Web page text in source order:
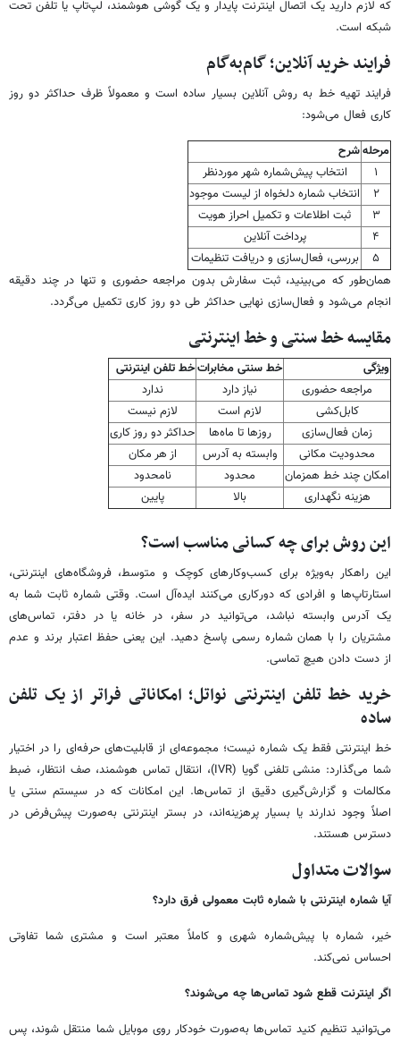
که لازم دارید یک اتصال اینترنت پایدار و یک گوشی هوشمند، لپ‌تاپ یا تلفن تحت
شبکه است.
فرایند خرید آنلاین؛ گام‌به‌گام
فرایند تهیه خط به روش آنلاین بسیار ساده است و معمولاً ظرف حداکثر دو روز
کاری فعال می‌شود:
مرحلهشرح
۱
انتخاب پیش‌شماره شهر موردنظر
۲
انتخاب شماره دلخواه از لیست موجود
۳
ثبت اطلاعات و تکمیل احراز هویت
۴
پرداخت آنلاین
۵
بررسی، فعال‌سازی و دریافت تنظیمات
همان‌طور که می‌بینید، ثبت سفارش بدون مراجعه حضوری و تنها در چند دقیقه
انجام می‌شود و فعال‌سازی نهایی حداکثر طی دو روز کاری تکمیل می‌گردد.
مقایسه خط سنتی و خط اینترنتی
ویژگی خط سنتی مخابراتخط تلفن اینترنتی
مراجعه حضوری
نیاز دارد
ندارد
کابل‌کشی
لازم است
لازم نیست
زمان فعال‌سازی
روزها تا ماه‌ها
حداکثر دو روز کاری
محدودیت مکانی
وابسته به آدرس
از هر مکان
امکان چند خط همزمان
محدود
نامحدود
هزینه نگهداری
بالا پایین
این روش برای چه کسانی مناسب است؟
این راهکار به‌ویژه برای کسب‌وکارهای کوچک و متوسط، فروشگاه‌های اینترنتی،
استارتاپ‌ها و افرادی که دورکاری می‌کنند ایده‌آل است. وقتی شماره ثابت شما به
یک آدرس وابسته نباشد، می‌توانید در سفر، در خانه یا در دفتر، تماس‌های
مشتریان را با همان شماره رسمی پاسخ دهید. این یعنی حفظ اعتبار برند و عدم
از دست دادن هیچ تماسی.
خرید خط تلفن اینترنتی نواتل؛ امکاناتی فراتر از یک تلفن
ساده
خط اینترنتی فقط یک شماره نیست؛ مجموعه‌ای از قابلیت‌های حرفه‌ای را در اختیار
شما می‌گذارد: منشی تلفنی گویا (IVR)، انتقال تماس هوشمند، صف انتظار، ضبط
مکالمات و گزارش‌گیری دقیق از تماس‌ها. این امکانات که در سیستم سنتی یا
اصلاً وجود ندارند یا بسیار پرهزینه‌اند، در بستر اینترنتی به‌صورت پیش‌فرض در
دسترس هستند.
سوالات متداول
آیا شماره اینترنتی با شماره ثابت معمولی فرق دارد؟
خیر، شماره با پیش‌شماره شهری و کاملاً معتبر است و مشتری شما تفاوتی
احساس نمی‌کند.
اگر اینترنت قطع شود تماس‌ها چه می‌شوند؟
می‌توانید تنظیم کنید تماس‌ها به‌صورت خودکار روی موبایل شما منتقل شوند، پس